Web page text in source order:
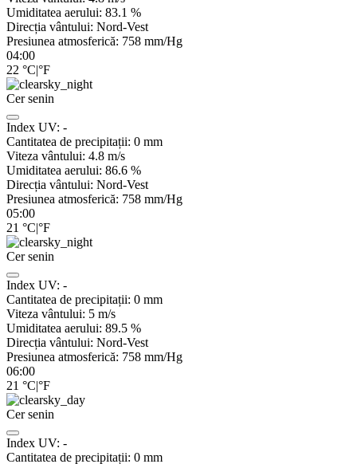
Umiditatea aerului: 83.1 %
Direcția vântului: Nord-Vest
Presiunea atmosferică: 758 mm/Hg
04:00
22 °C|°F
Cer senin
Index UV: -
Cantitatea de precipitații: 0 mm
Viteza vântului: 4.8 m/s
Umiditatea aerului: 86.6 %
Direcția vântului: Nord-Vest
Presiunea atmosferică: 758 mm/Hg
05:00
21 °C|°F
Cer senin
Index UV: -
Cantitatea de precipitații: 0 mm
Viteza vântului: 5 m/s
Umiditatea aerului: 89.5 %
Direcția vântului: Nord-Vest
Presiunea atmosferică: 758 mm/Hg
06:00
21 °C|°F
Cer senin
Index UV: -
Cantitatea de precipitații: 0 mm